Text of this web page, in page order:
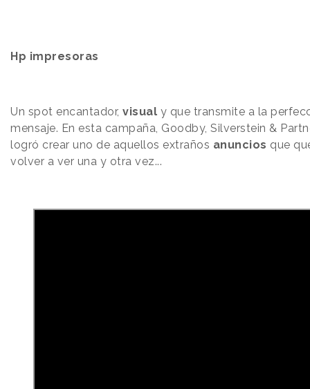
Hp impresoras
Un spot encantador, visual y que transmite a la
mensaje. En esta campaña, Goodby, Silverstein &
logró crear uno de aquellos extraños anuncios que
volver a ver una y otra vez...